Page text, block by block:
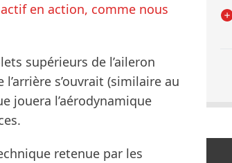
en action, comme nous
supérieurs de l’aileron
s’ouvrait (similaire au
jouera l’aérodynamique
retenue par les